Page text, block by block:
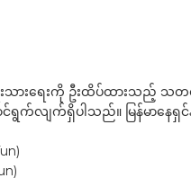
ားရေးကို ဦးထိပ်ထားသည့် သတင်
ာင်ရွက်လျက်ရှိပါသည်။ မြန်မာန